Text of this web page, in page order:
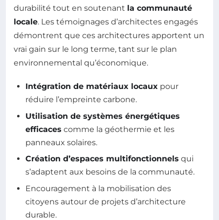
durabilité tout en soutenant la communauté
locale. Les témoignages d’architectes engagés
démontrent que ces architectures apportent un
vrai gain sur le long terme, tant sur le plan
environnemental qu’économique.
Intégration de matériaux locaux pour
réduire l’empreinte carbone.
Utilisation de systèmes énergétiques
efficaces comme la géothermie et les
panneaux solaires.
Création d’espaces multifonctionnels qui
s’adaptent aux besoins de la communauté.
Encouragement à la mobilisation des
citoyens autour de projets d’architecture
durable.